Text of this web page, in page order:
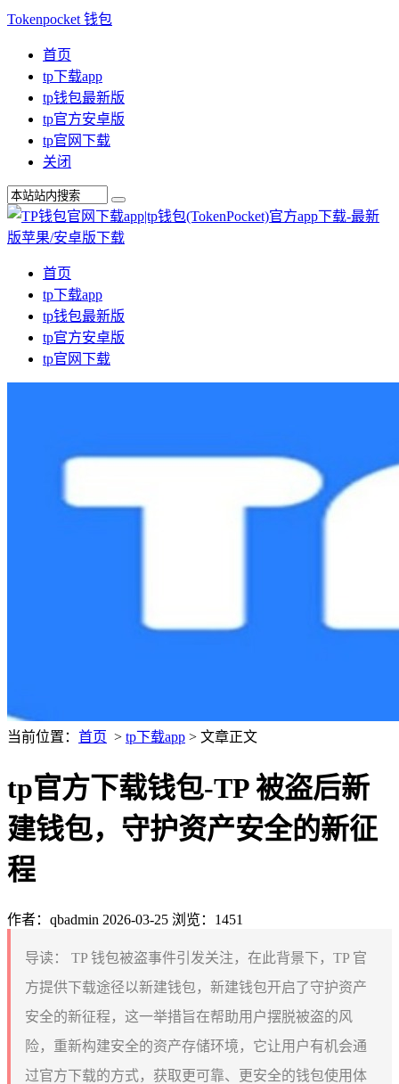
Tokenpocket 钱包
首页
tp下载app
tp钱包最新版
tp官方安卓版
tp官网下载
关闭
首页
tp下载app
tp钱包最新版
tp官方安卓版
tp官网下载
当前位置： 首页 > tp下载app > 文章正文
tp官方下载钱包-TP 被盗后新
建钱包，守护资产安全的新征
程
作者：qbadmin 2026-03-25 浏览：1451
导读：
TP 钱包被盗事件引发关注，在此背景下，TP 官
方提供下载途径以新建钱包，新建钱包开启了守护资产
安全的新征程，这一举措旨在帮助用户摆脱被盗的风
险，重新构建安全的资产存储环境，它让用户有机会通
过官方下载的方式，获取更可靠、更安全的钱包使用体